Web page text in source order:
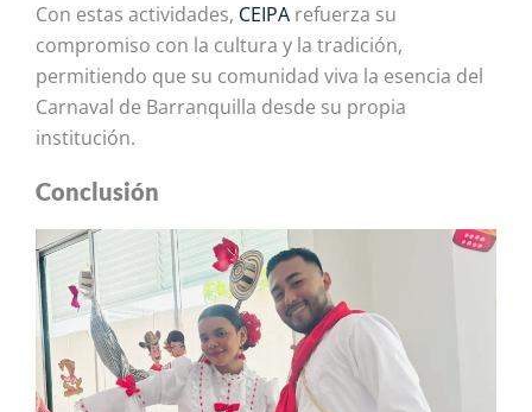
Con estas actividades, CEIPA refuerza su
compromiso con la cultura y la tradición,
permitiendo que su comunidad viva la esencia del
Carnaval de Barranquilla desde su propia
institución.
Conclusión